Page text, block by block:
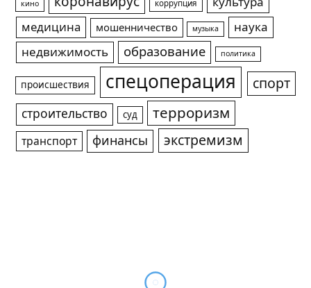
кино коррупция
медицина
мошенничество музыка
наука
недвижимость
образование политика
происшествия спецоперация спорт
строительство суд терроризм
транспорт финансы экстремизм